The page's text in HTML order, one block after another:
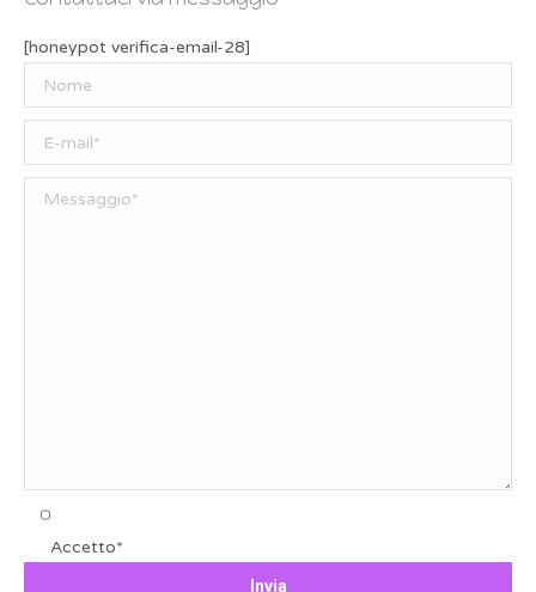
[honeypot verifica-email-28]
Accetto*